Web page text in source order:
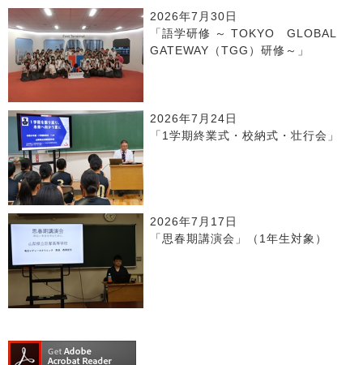
2026年7月30日
「語学研修 ～ TOKYO GLOBAL
GATEWAY（TGG）研修～」
2026年7月24日
「1学期終業式・校納式・壮行会」
2026年7月17日
「思春期講演会」（1年生対象）